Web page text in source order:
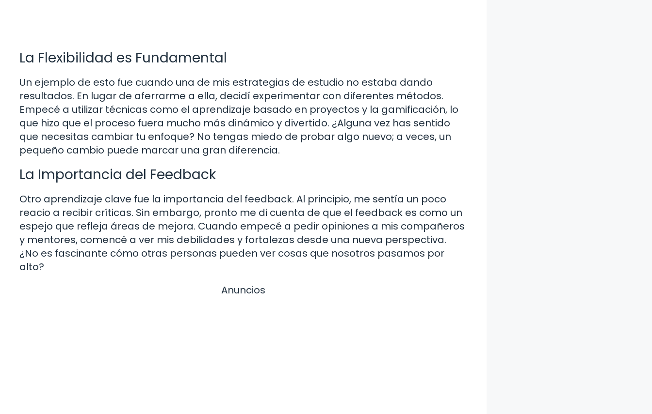
La Flexibilidad es Fundamental
Un ejemplo de esto fue cuando una de mis estrategias de estudio no estaba dando
resultados. En lugar de aferrarme a ella, decidí experimentar con diferentes métodos.
Empecé a utilizar técnicas como el aprendizaje basado en proyectos y la gamificación, lo
que hizo que el proceso fuera mucho más dinámico y divertido. ¿Alguna vez has sentido
que necesitas cambiar tu enfoque? No tengas miedo de probar algo nuevo; a veces, un
pequeño cambio puede marcar una gran diferencia.
La Importancia del Feedback
Otro aprendizaje clave fue la importancia del feedback. Al principio, me sentía un poco
reacio a recibir críticas. Sin embargo, pronto me di cuenta de que el feedback es como un
espejo que refleja áreas de mejora. Cuando empecé a pedir opiniones a mis compañeros
y mentores, comencé a ver mis debilidades y fortalezas desde una nueva perspectiva.
¿No es fascinante cómo otras personas pueden ver cosas que nosotros pasamos por
alto?
Anuncios